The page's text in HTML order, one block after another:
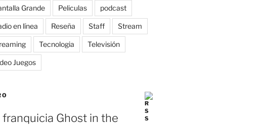
Grande Peliculas podcast
en línea Reseña Staff Stream
Tecnologia Televisión
Juegos
franquicia Ghost in the